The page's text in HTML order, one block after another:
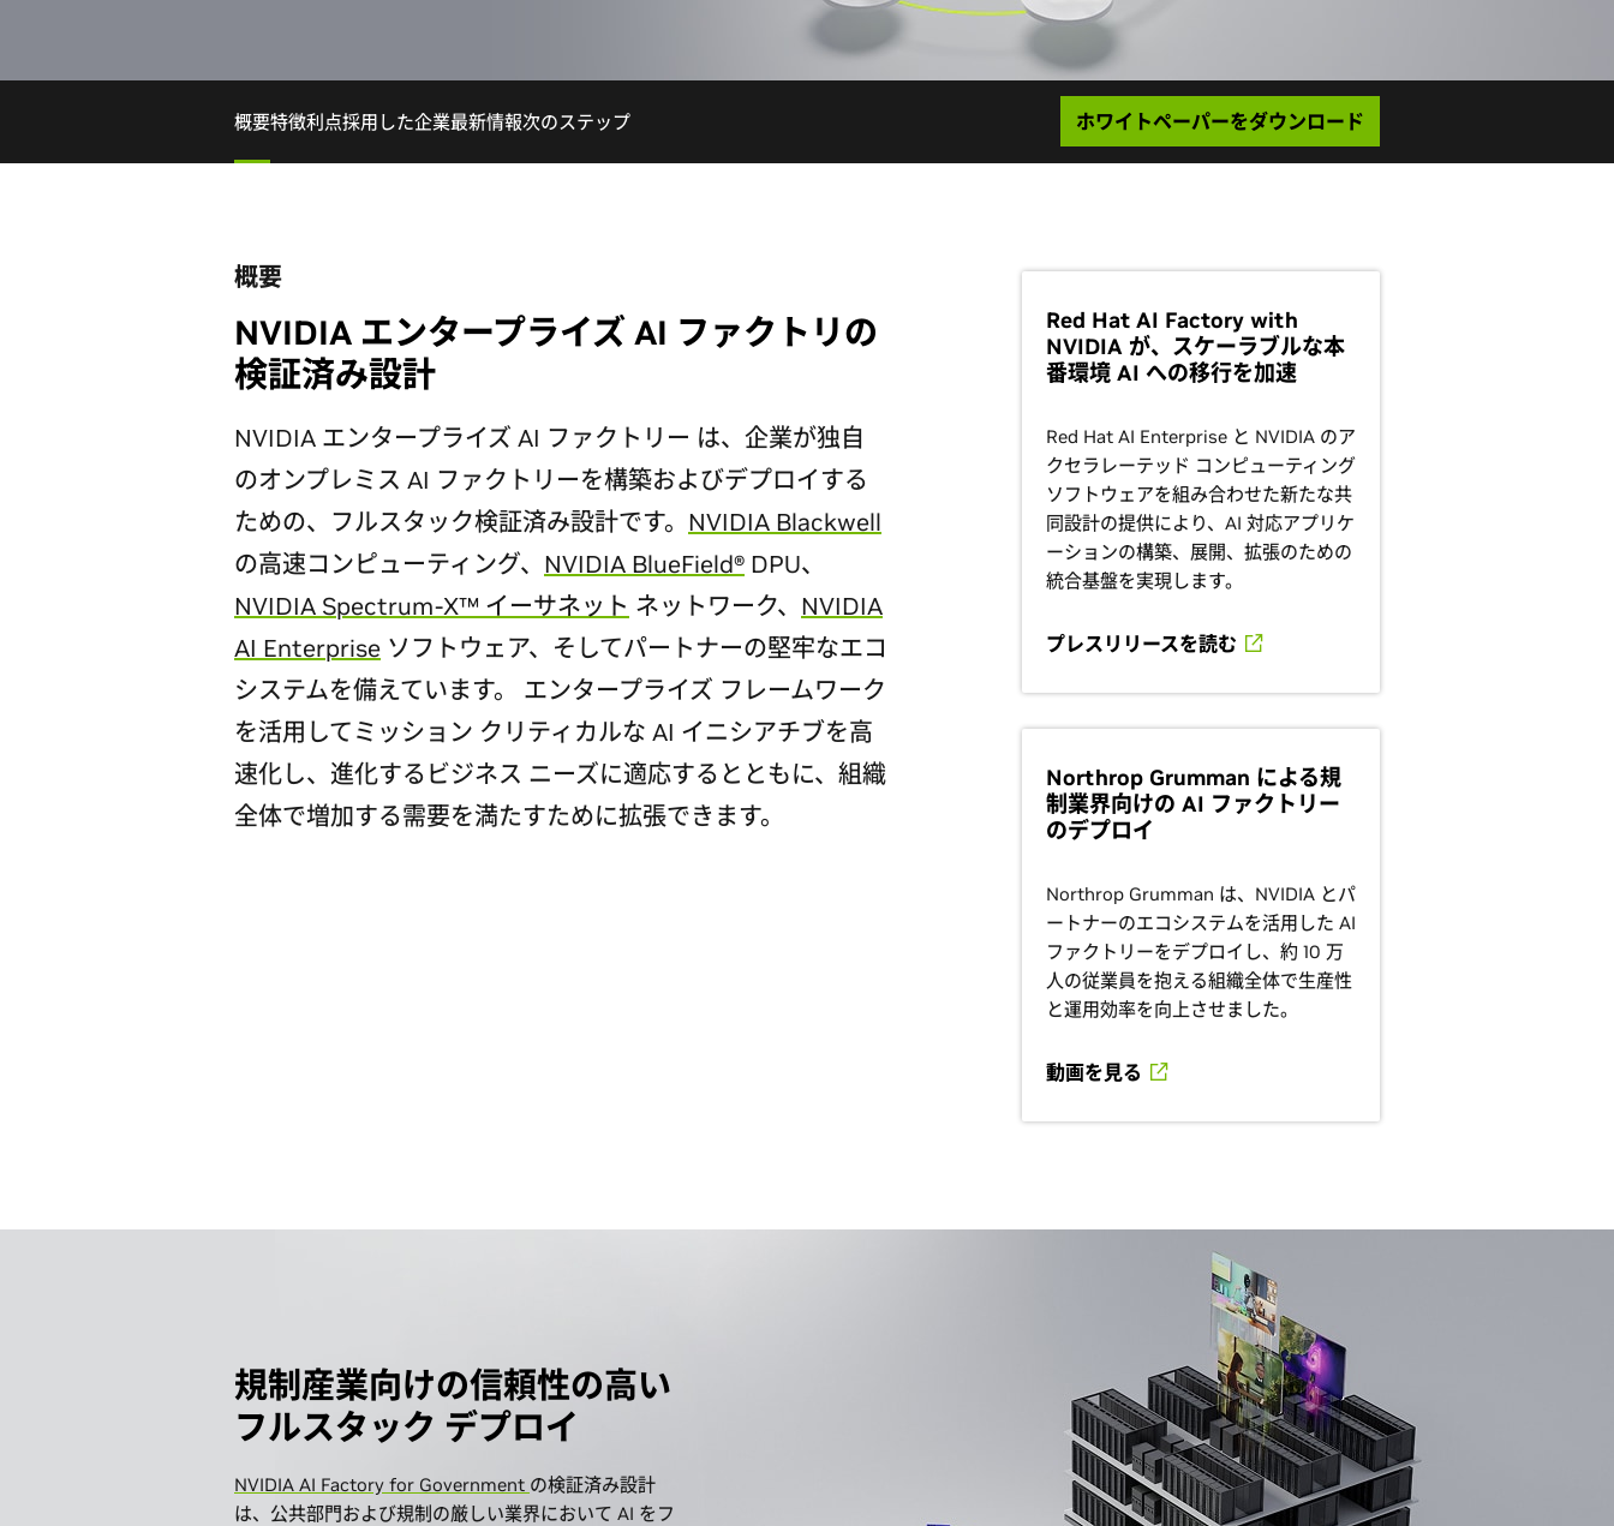
概要特徴利点採用した企業最新情報次のステップ ホワイトペーパーをダウンロード
概要
NVIDIA エンタープライズ AI ファクトリの
検証済み設計
NVIDIA エンタープライズ AI ファクトリー は、企業が独自
のオンプレミス AI ファクトリーを構築およびデプロイする
ための、フルスタック検証済み設計です。 NVIDIA Blackwell
の高速コンピューティング、 NVIDIA BlueField® DPU、
NVIDIA Spectrum-X™ イーサネット ネットワーク、 NVIDIA
AI Enterprise ソフトウェア、そしてパートナーの堅牢なエコ
システムを備えています。 エンタープライズ フレームワーク
を活用してミッション クリティカルな AI イニシアチブを高
速化し、進化するビジネス ニーズに適応するとともに、組織
全体で増加する需要を満たすために拡張できます。
Red Hat AI Factory with
NVIDIA が、スケーラブルな本
番環境 AI への移行を加速
Red Hat AI Enterprise と NVIDIA のア
クセラレーテッド コンピューティング
ソフトウェアを組み合わせた新たな共
同設計の提供により、AI 対応アプリケ
ーションの構築、展開、拡張のための
統合基盤を実現します。
プレスリリースを読む
Northrop Grumman による規
制業界向けの AI ファクトリー
のデプロイ
Northrop Grumman は、NVIDIA とパ
ートナーのエコシステムを活用した AI
ファクトリーをデプロイし、約 10 万
人の従業員を抱える組織全体で生産性
と運用効率を向上させました。
動画を見る
規制産業向けの信頼性の高い
フルスタック デプロイ
NVIDIA AI Factory for Government の検証済み設計
は、公共部門および規制の厳しい業界において AI をフ